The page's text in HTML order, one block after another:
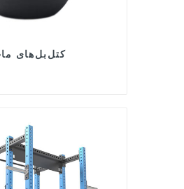
کتل‌بل‌های